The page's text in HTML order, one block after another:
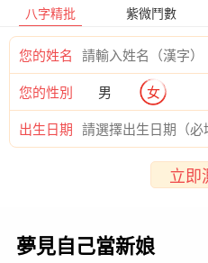
八字精批 紫微鬥數
您的姓名
您的性別 男 女
出生日期
立即
夢見自己當新娘